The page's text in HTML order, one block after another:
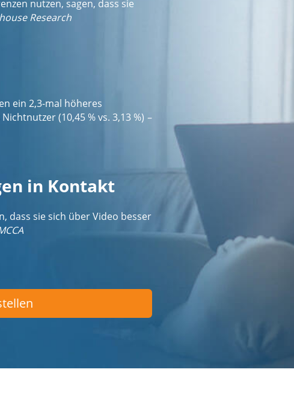
nutzen, sagen, dass sie
Research
ein 2,3-mal höheres
(10,45 % vs. 3,13 %) –
in Kontakt
dass sie sich über Video besser